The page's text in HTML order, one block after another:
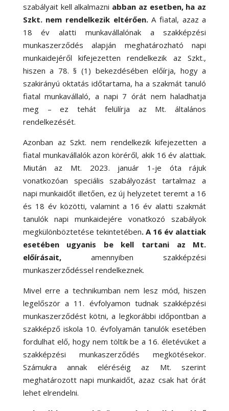
szabályait kell alkalmazni abban az esetben, ha az
Szkt. nem rendelkezik eltérően.A fiatal, azaz a
18 év alatti munkavállalónak a szakképzési
munkaszerződés alapján meghatározható napi
munkaidejéről kifejezetten rendelkezik az Szkt.,
hiszen a 78. § (1) bekezdésében előírja, hogy a
szakirányú oktatás időtartama, ha a szakmát tanuló
fiatal munkavállaló, a napi 7 órát nem haladhatja
meg – ez tehát felülírja az Mt. általános
rendelkezését.
Azonban az Szkt. nem rendelkezik kifejezetten a
fiatal munkavállalók azon köréről, akik 16 év alattiak.
Miután az Mt. 2023. január 1-je óta rájuk
vonatkozóan speciális szabályozást tartalmaz a
napi munkaidőt illetően, ez új helyzetet teremt a 16
és 18 év közötti, valamint a 16 év alatti szakmát
tanulók napi munkaidejére vonatkozó szabályok
megkülönböztetése tekintetében. A 16 év alattiak
esetében ugyanis be kell tartani az Mt.
előírásait,amennyiben szakképzési
munkaszerződéssel rendelkeznek.
Mivel erre a technikumban nem lesz mód, hiszen
legelőször a 11. évfolyamon tudnak szakképzési
munkaszerződést kötni, a legkorábbi időpontban a
szakképző iskola 10. évfolyamán tanulók esetében
fordulhat elő, hogy nem töltik be a 16. életévüket a
szakképzési munkaszerződés megkötésekor.
Számukra annak eléréséig az Mt. szerint
meghatározott napi munkaidőt, azaz csak hat órát
lehet elrendelni.